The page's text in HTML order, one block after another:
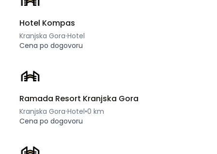
Hotel Kompas
Kranjska Gora Hotel
Cena po dogovoru
Ramada Resort Kranjska Gora
Kranjska Gora Hotel•0 km
Cena po dogovoru